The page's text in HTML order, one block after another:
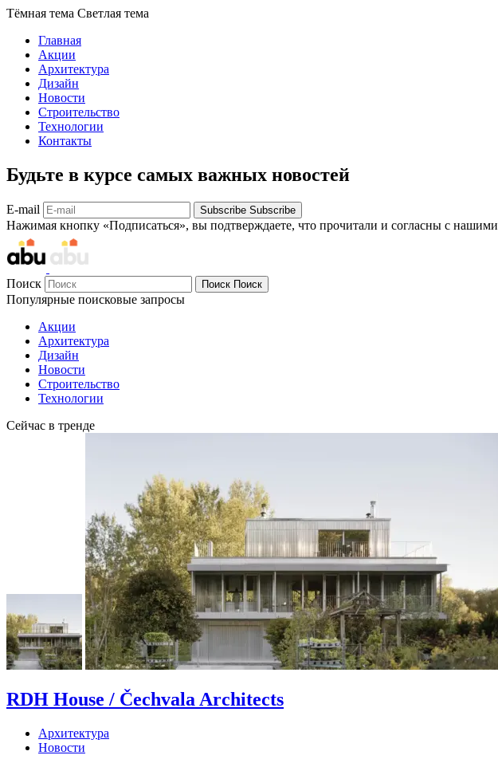
Тёмная тема Светлая тема
Главная
Акции
Архитектура
Дизайн
Новости
Строительство
Технологии
Контакты
Будьте в курсе самых важных новостей
E-mail Subscribe Subscribe
Нажимая кнопку «Подписаться», вы подтверждаете, что прочитали и согласны с нашими
Поиск Поиск Поиск
Популярные поисковые запросы
Акции
Архитектура
Дизайн
Новости
Строительство
Технологии
Сейчас в тренде
RDH House / Čechvala Architects
Архитектура
Новости